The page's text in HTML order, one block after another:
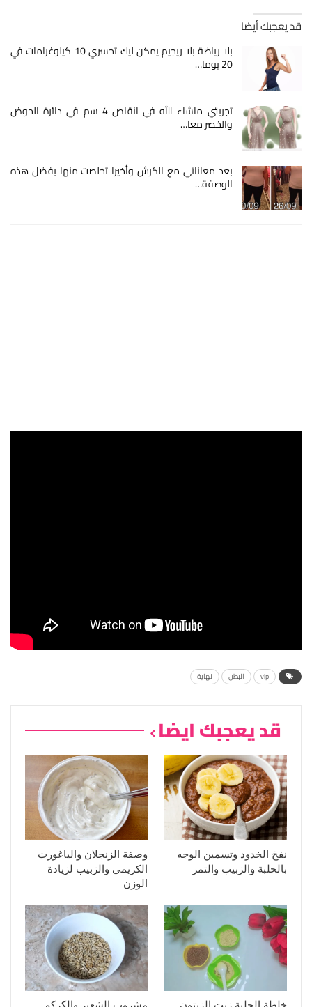
قد يعجبك أيضا
بلا رياضة بلا ريجيم يمكن ليك تخسري 10 كيلوغرامات في
20 يوما…
تجربتي ماشاء الله في انقاص 4 سم في دائرة الحوض
والخصر معا…
بعد معاناتي مع الكرش وأخيرا تخلصت منها بفضل هذه
الوصفة…
vip البطن نهاية
قد يعجبك ايضا
نفخ الخدود وتسمين الوجه
بالحلبة والزبيب والتمر
وصفة الزنجلان والياغورت
الكريمي والزبيب لزيادة
الوزن